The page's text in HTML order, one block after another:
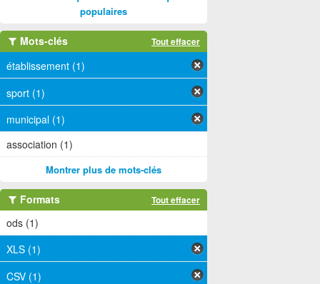
populaires
Mots-clés Tout effacer
établissement (1)
sport (1)
municipal (1)
association (1)
Montrer plus de mots-clés
Formats Tout effacer
ods (1)
XLS (1)
CSV (1)